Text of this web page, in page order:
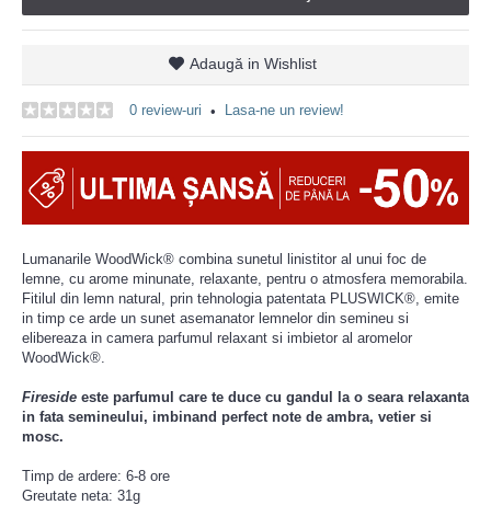
Adaugă in Wishlist
0 review-uri • Lasa-ne un review!
Lumanarile WoodWick® combina sunetul linistitor al unui foc de
lemne, cu arome minunate, relaxante, pentru o atmosfera memorabila.
Fitilul din lemn natural, prin tehnologia patentata PLUSWICK®, emite
in timp ce arde un sunet asemanator lemnelor din semineu si
elibereaza in camera parfumul relaxant si imbietor al aromelor
WoodWick®.
Fireside este parfumul care te duce cu gandul la o seara relaxanta
in fata semineului, imbinand perfect note de ambra, vetier si
mosc.
Timp de ardere: 6-8 ore
Greutate neta: 31g